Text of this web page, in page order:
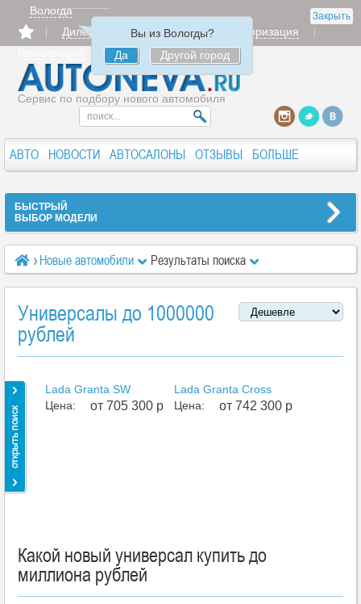
Закрыть
Вологда
Вы из Вологды?
Да
Другой город
Дилерам Продать
Авторизация
Сервис по подбору нового автомобиля
АВТО НОВОСТИ АВТОСАЛОНЫ ОТЗЫВЫ БОЛЬШЕ
БЫСТРЫЙ
ВЫБОР МОДЕЛИ
Новые автомобили Результаты поиска
Универсалы до 1000000
рублей
Lada Granta SW
от 705 300 р
Цена:
Lada Granta Cross
от 742 300 р
Цена:
Какой новый универсал купить до
миллиона рублей